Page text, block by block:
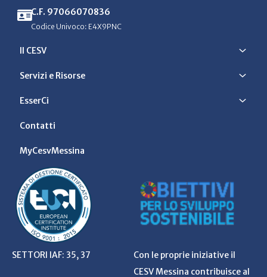
C.F. 97066070836
Codice Univoco: E4X9PNC
Il CESV
Servizi e Risorse
EsserCi
Contatti
MyCesvMessina
SETTORI IAF: 35, 37
Con le proprie iniziative il
CESV Messina contribuisce al